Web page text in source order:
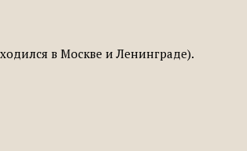
в Москве и Ленинграде).